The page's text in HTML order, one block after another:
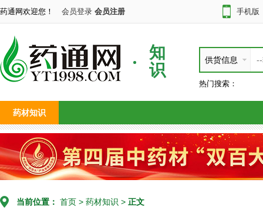
药通网欢迎您！ 会员登录 会员注册 手机版
知
识
供货信息
热门搜索：
药材知识
当前位置： 首页 > 药材知识 > 正文